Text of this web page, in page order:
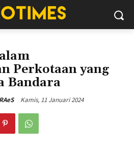
Perkotaan yang
Bandara
Kamis, 11 Januari 2024